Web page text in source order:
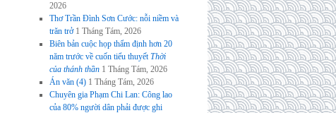
2026
Thơ Trần Đình Sơn Cước: nỗi niềm và
trăn trở 1 Tháng Tám, 2026
Biên bản cuộc họp thẩm định hơn 20
năm trước về cuốn tiểu thuyếtThời
của thánh thần 1 Tháng Tám, 2026
Án văn (4) 1 Tháng Tám, 2026
Chuyên gia Phạm Chi Lan: Công lao
của 80% người dân phải được ghi